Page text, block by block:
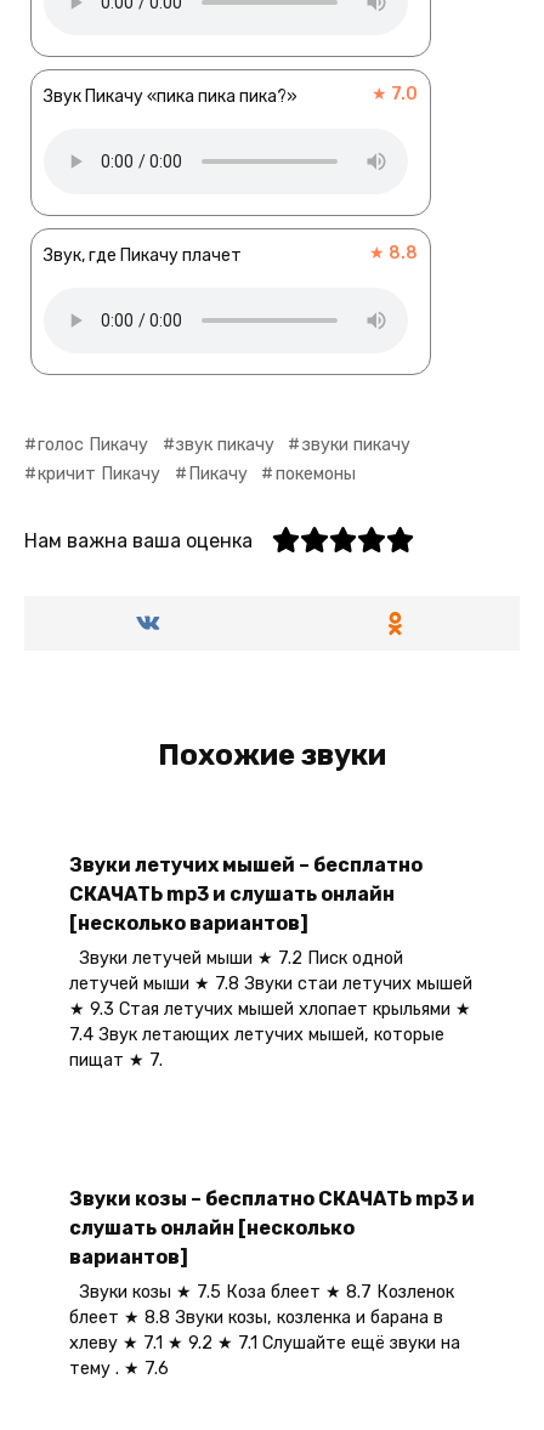
Звук Пикачу «пика пика пика?» ★ 7.0
Звук, где Пикачу плачет ★ 8.8
голос Пикачу звук пикачу
звуки пикачу
кричит Пикачу
Пикачу покемоны
Нам важна ваша оценка
Похожие звуки
Звуки летучих мышей – бесплатно
СКАЧАТЬ mp3 и слушать онлайн
[несколько вариантов]
Звуки летучей мыши ★ 7.2 Писк одной
летучей мыши ★ 7.8 Звуки стаи летучих мышей
★ 9.3 Стая летучих мышей хлопает крыльями ★
7.4 Звук летающих летучих мышей, которые
пищат ★ 7.
Звуки козы – бесплатно СКАЧАТЬ mp3 и
слушать онлайн [несколько
вариантов]
Звуки козы ★ 7.5 Коза блеет ★ 8.7 Козленок
блеет ★ 8.8 Звуки козы, козленка и барана в
хлеву ★ 7.1 ★ 9.2 ★ 7.1 Слушайте ещё звуки на
тему . ★ 7.6